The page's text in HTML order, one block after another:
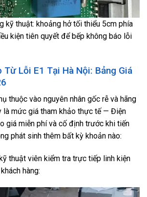
kỹ thuật: khoảng hở tối thiểu 5cm phía
kiện tiên quyết để bếp không báo lỗi
Từ Lỗi E1 Tại Hà Nội: Bảng Giá
thuộc vào nguyên nhân gốc rễ và hãng
là mức giá tham khảo thực tế — Điện
giá miễn phí và cố định trước khi tiến
phát sinh thêm bất kỳ khoản nào:
thuật viên kiểm tra trực tiếp linh kiện
hàng: